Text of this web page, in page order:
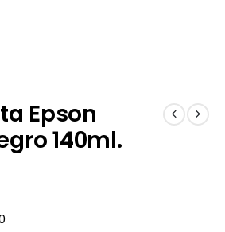
Epson
140ml.